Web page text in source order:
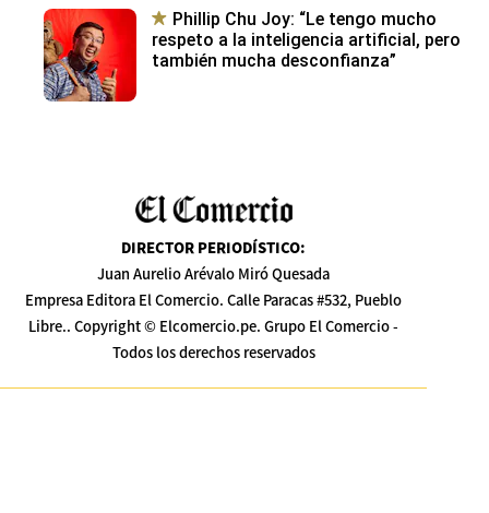
Phillip Chu Joy: “Le tengo mucho
respeto a la inteligencia artificial, pero
también mucha desconfianza”
DIRECTOR PERIODÍSTICO:
Juan Aurelio Arévalo Miró Quesada
Empresa Editora El Comercio. Calle Paracas #532, Pueblo
Libre.. Copyright © Elcomercio.pe. Grupo El Comercio -
Todos los derechos reservados